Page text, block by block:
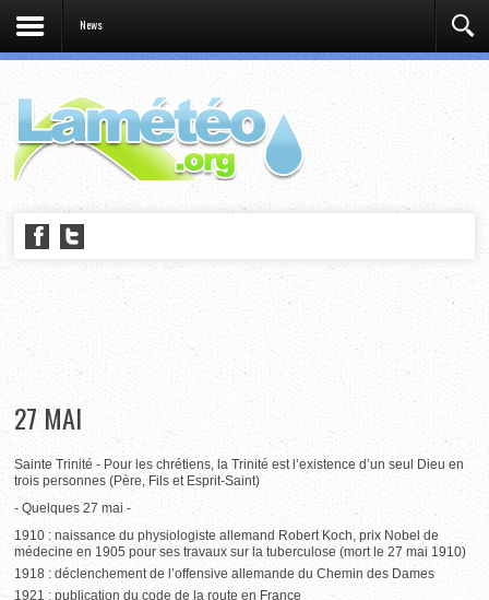
News
27 MAI
Sainte Trinité - Pour les chrétiens, la Trinité est l’existence d’un seul Dieu en
trois personnes (Père, Fils et Esprit-Saint)
- Quelques 27 mai -
1910 : naissance du physiologiste allemand Robert Koch, prix Nobel de
médecine en 1905 pour ses travaux sur la tuberculose (mort le 27 mai 1910)
1918 : déclenchement de l’offensive allemande du Chemin des Dames
1921 : publication du code de la route en France